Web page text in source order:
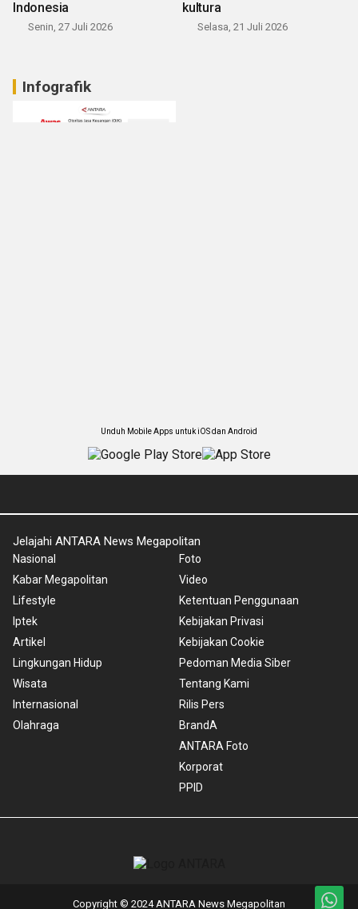
Indonesia
Senin, 27 Juli 2026
kultura
Selasa, 21 Juli 2026
Infografik
Unduh Mobile Apps untuk iOS dan Android
Jelajahi ANTARA News Megapolitan
Nasional
Kabar Megapolitan
Lifestyle
Iptek
Artikel
Lingkungan Hidup
Wisata
Internasional
Olahraga
Foto
Video
Ketentuan Penggunaan
Kebijakan Privasi
Kebijakan Cookie
Pedoman Media Siber
Tentang Kami
Rilis Pers
BrandA
ANTARA Foto
Korporat
PPID
Copyright © 2024 ANTARA News Megapolitan